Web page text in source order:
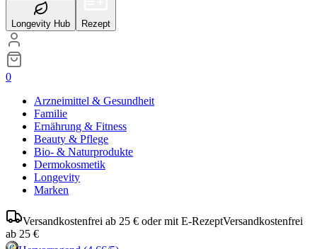
Longevity Hub Rezept
0
Arzneimittel & Gesundheit
Familie
Ernährung & Fitness
Beauty & Pflege
Bio- & Naturprodukte
Dermokosmetik
Longevity
Marken
Versandkostenfrei ab 25 € oder mit E-RezeptVersandkostenfrei
ab 25 €